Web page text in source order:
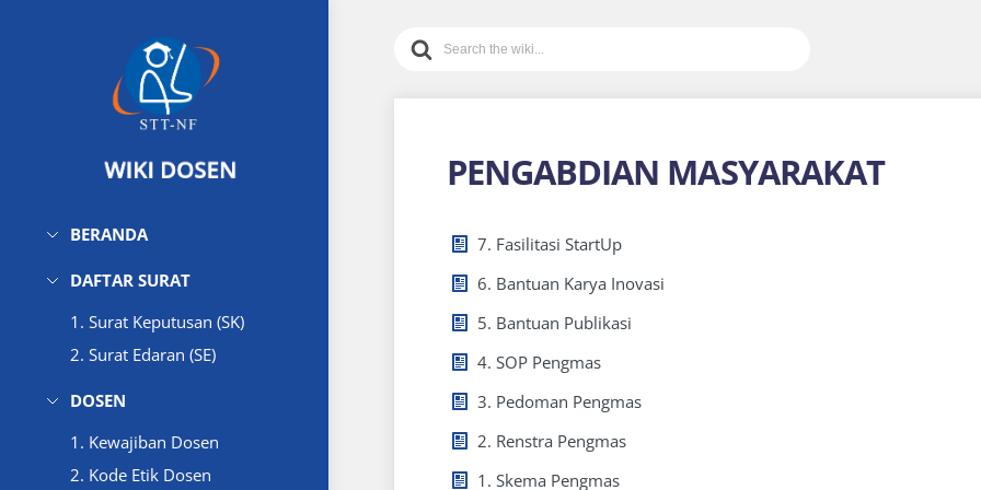
BERANDA
DAFTAR SURAT
1. Surat Keputusan (SK)
2. Surat Edaran (SE)
DOSEN
1. Kewajiban Dosen
2. Kode Etik Dosen
Search
For
PENGABDIAN MASYARAKAT
7. Fasilitasi StartUp
6. Bantuan Karya Inovasi
5. Bantuan Publikasi
4. SOP Pengmas
3. Pedoman Pengmas
2. Renstra Pengmas
1. Skema Pengmas